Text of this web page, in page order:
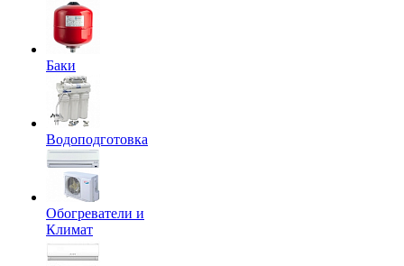
Баки
Водоподготовка
Обогреватели и
Климат